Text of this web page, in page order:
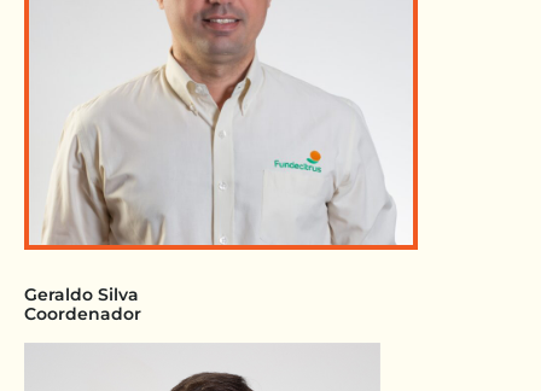
Geraldo Silva
Coordenador